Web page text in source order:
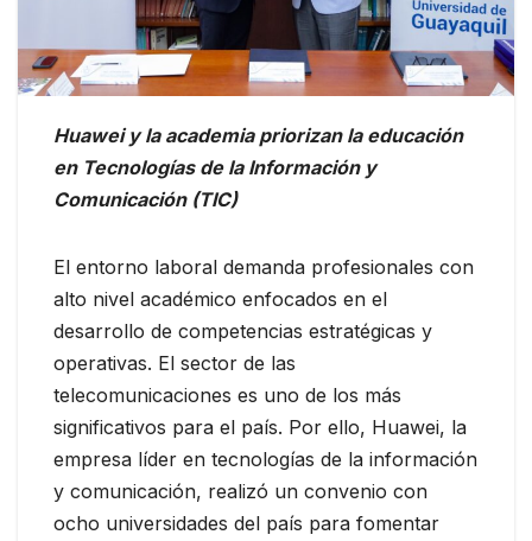
Huawei y la academia priorizan la educación
en Tecnologías de la Información y
Comunicación (TIC)
El entorno laboral demanda profesionales con
alto nivel académico enfocados en el
desarrollo de competencias estratégicas y
operativas. El sector de las
telecomunicaciones es uno de los más
significativos para el país. Por ello, Huawei, la
empresa líder en tecnologías de la información
y comunicación, realizó un convenio con
ocho universidades del país para fomentar